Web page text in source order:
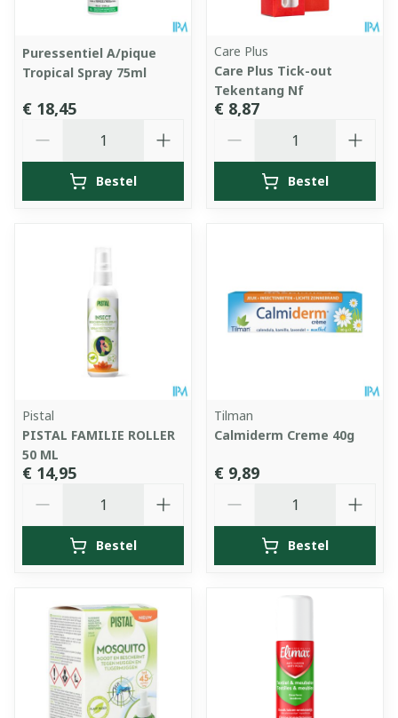
Puressentiel A/pique
Tropical Spray 75ml
€ 18,45
Bestel
Care Plus
Care Plus Tick-out
Tekentang Nf
€ 8,87
Bestel
Pistal
PISTAL FAMILIE ROLLER
50 ML
€ 14,95
Bestel
Tilman
Calmiderm Creme 40g
€ 9,89
Bestel